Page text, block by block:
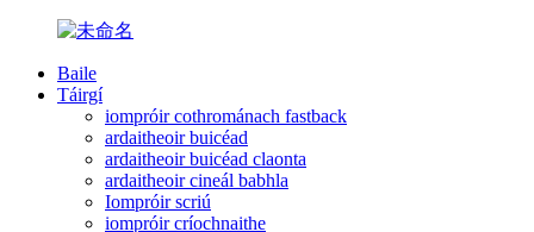
Baile
Táirgí
iompróir cothrománach fastback
ardaitheoir buicéad
ardaitheoir buicéad claonta
ardaitheoir cineál babhla
Iompróir scriú
iompróir críochnaithe